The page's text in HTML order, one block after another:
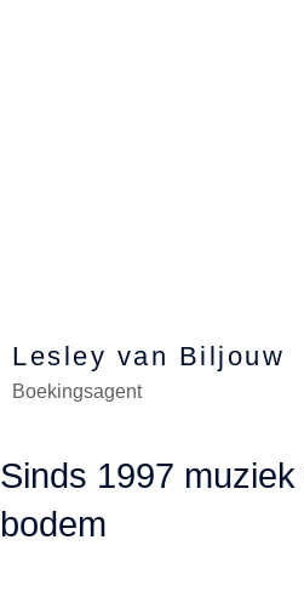
Lesley van Biljouw
Boekingsagent
Sinds 1997
bodem